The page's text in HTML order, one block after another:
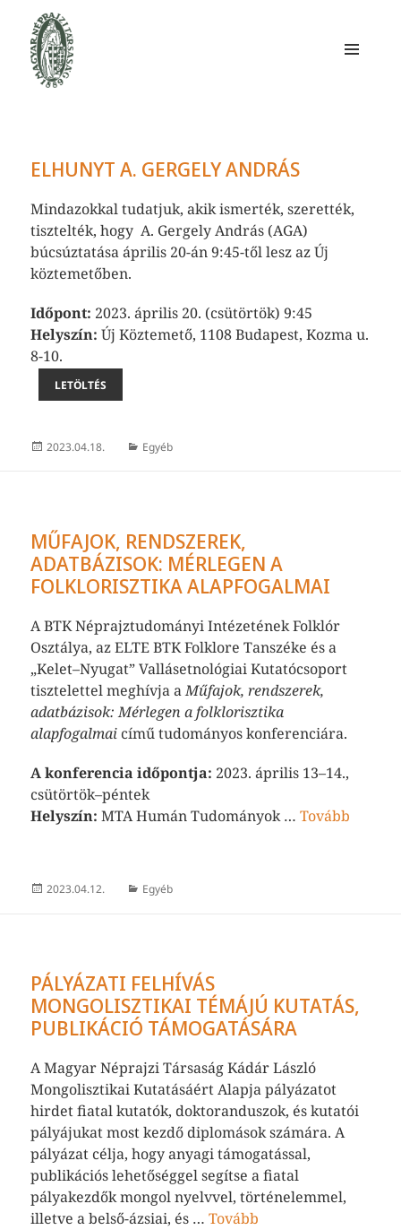
ELHUNYT A. GERGELY ANDRÁS
Mindazokkal tudatjuk, akik ismerték, szerették,
tisztelték, hogy A. Gergely András (AGA)
búcsúztatása április 20-án 9:45-től lesz az Új
köztemetőben.
Időpont: 2023. április 20. (csütörtök) 9:45
Helyszín: Új Köztemető, 1108 Budapest, Kozma u.
8-10.
LETÖLTÉS
Közzétéve
2023.04.18. Kategória
Egyéb
MŰFAJOK, RENDSZEREK,
ADATBÁZISOK: MÉRLEGEN A
FOLKLORISZTIKA ALAPFOGALMAI
A BTK Néprajztudományi Intézetének Folklór
Osztálya, az ELTE BTK Folklore Tanszéke és a
„Kelet–Nyugat” Vallásetnológiai Kutatócsoport
tisztelettel meghívja aMűfajok, rendszerek,
adatbázisok: Mérlegen a folklorisztika
alapfogalmai című tudományos konferenciára.
A konferencia időpontja: 2023. április 13–14.,
csütörtök–péntek
Helyszín: MTA Humán Tudományok …Tovább
Közzétéve
2023.04.12. Kategória
Egyéb
PÁLYÁZATI FELHÍVÁS
MONGOLISZTIKAI TÉMÁJÚ KUTATÁS,
PUBLIKÁCIÓ TÁMOGATÁSÁRA
A Magyar Néprajzi Társaság Kádár László
Mongolisztikai Kutatásáért Alapja pályázatot
hirdet fiatal kutatók, doktoranduszok, és kutatói
pályájukat most kezdő diplomások számára. A
pályázat célja, hogy anyagi támogatással,
publikációs lehetőséggel segítse a fiatal
pályakezdők mongol nyelvvel, történelemmel,
illetve a belső-ázsiai, és …Tovább